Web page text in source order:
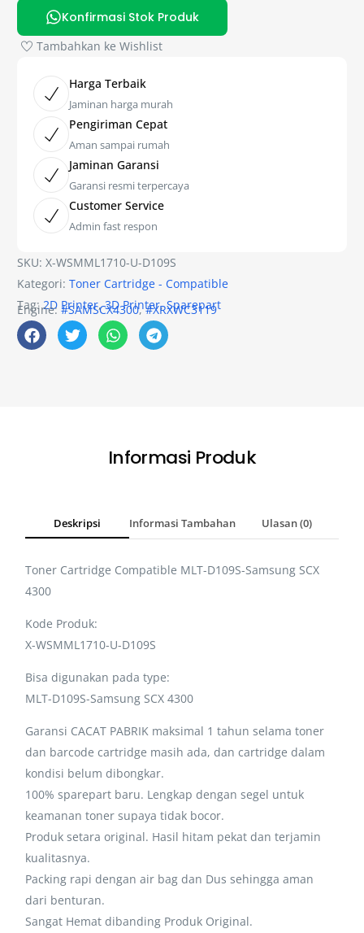
Konfirmasi Stok Produk
Tambahkan ke Wishlist
Harga Terbaik
Jaminan harga murah
Pengiriman Cepat
Aman sampai rumah
Jaminan Garansi
Garansi resmi terpercaya
Customer Service
Admin fast respon
SKU:X-WSMML1710-U-D109S
Kategori:Toner Cartridge - Compatible
Tag:2D Printer,3D Printer,Sparepart
Engine:#SAMSCX4300, #XRXWC3119
Informasi Produk
Deskripsi Informasi Tambahan Ulasan (0)
Toner Cartridge Compatible MLT-D109S-Samsung SCX
4300
Kode Produk:
X-WSMML1710-U-D109S
Bisa digunakan pada type:
MLT-D109S-Samsung SCX 4300
Garansi CACAT PABRIK maksimal 1 tahun selama toner
dan barcode cartridge masih ada, dan cartridge dalam
kondisi belum dibongkar.
100% sparepart baru. Lengkap dengan segel untuk
keamanan toner supaya tidak bocor.
Produk setara original. Hasil hitam pekat dan terjamin
kualitasnya.
Packing rapi dengan air bag dan Dus sehingga aman
dari benturan.
Sangat Hemat dibanding Produk Original.